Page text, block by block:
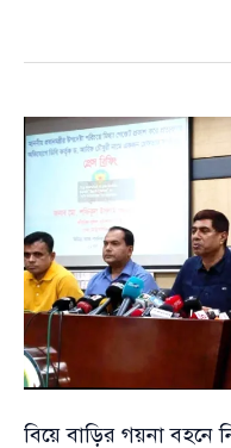
মুজিবের
হাতেই
পরিবর্তিত
হয়েছে:
জামায়াত
আমির
বিয়ে বাড়ির গয়না বহনে